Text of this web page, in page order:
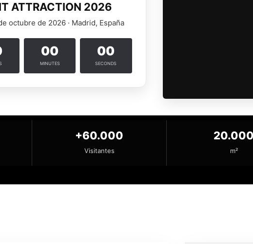
ATTRACTION 2026
octubre de 2026 · Madrid, España
00
MINUTES
00
SECONDS
+60.000
Visitantes
20.000
m²